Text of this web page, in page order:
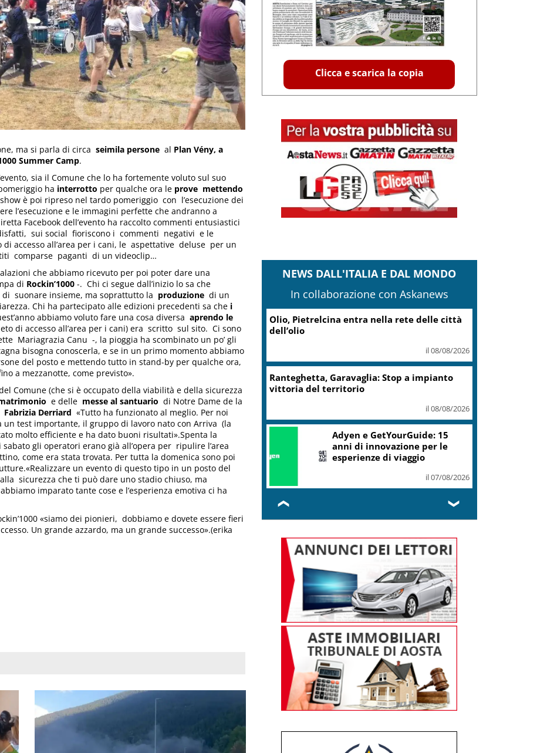
ma si parla di circa seimila persone al Plan Vény, a
Summer Camp.
sia il Comune che lo ha fortemente voluto sul suo
ha interrotto per qualche ora le prove mettendo
è poi ripreso nel tardo pomeriggio con l’esecuzione dei
l’esecuzione e le immagini perfette che andranno a
Facebook dell’evento ha raccolto commenti entusiastici
sui social fioriscono i commenti negativi e le
accesso all’area per i cani, le aspettative deluse per un
comparse paganti di un videoclip…
che abbiamo ricevuto per poi poter dare una
di Rockin’1000 -. Chi ci segue dall’inizio lo sa che
di suonare insieme, ma soprattutto la produzione di un
Chi ha partecipato alle edizioni precedenti sa che i
abbiamo voluto fare una cosa diversa aprendo le
di accesso all’area per i cani) era scritto sul sito. Ci sono
Mariagrazia Canu -, la pioggia ha scombinato un po’ gli
bisogna conoscerla, e se in un primo momento abbiamo
del posto e mettendo tutto in stand-by per qualche ora,
a mezzanotte, come previsto».
Comune (che si è occupato della viabilità e della sicurezza
e delle messe al santuario di Notre Dame de la
Fabrizia Derriard «Tutto ha funzionato al meglio. Per noi
test importante, il gruppo di lavoro nato con Arriva (la
molto efficiente e ha dato buoni risultati».Spenta la
gli operatori erano già all’opera per ripulire l’area
come era stata trovata. Per tutta la domenica sono poi
un evento di questo tipo in un posto del
sicurezza che ti può dare uno stadio chiuso, ma
imparato tante cose e l’esperienza emotiva ci ha
«siamo dei pionieri, dobbiamo e dovete essere fieri
Un grande azzardo, ma un grande successo».(erika
Clicca e scarica la copia
NEWS DALL'ITALIA E DAL MONDO
In collaborazione con Askanews
Caretta caretta, circa 280 nidi
il 07/08/2026
Turismo, Osservatorio
il 07/08/2026
Mic, Liguria: 5,8 mln da piano Grandi
il 07/08/2026